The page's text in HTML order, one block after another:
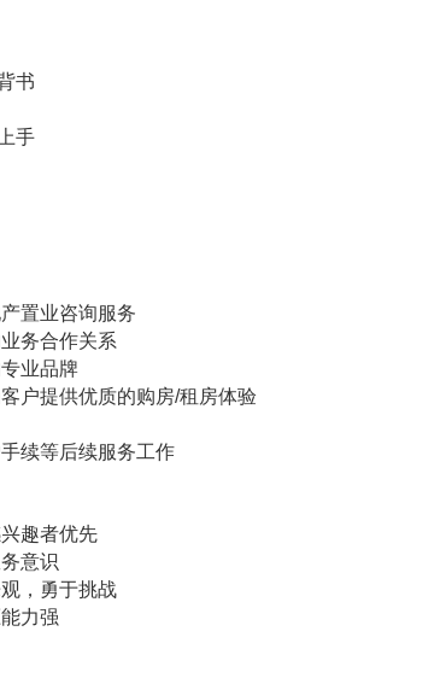
书
手
置业咨询服务
务合作关系
业品牌
户提供优质的购房/租房体验
续等后续服务工作
趣者优先
意识
，勇于挑战
力强